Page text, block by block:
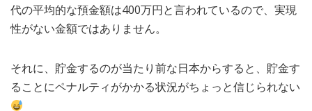
代の平均的な預金額は400万円と言われているので、実現
性がない金額ではありません。
それに、貯金するのが当たり前な日本からすると、貯金す
ることにペナルティがかかる状況がちょっと信じられない